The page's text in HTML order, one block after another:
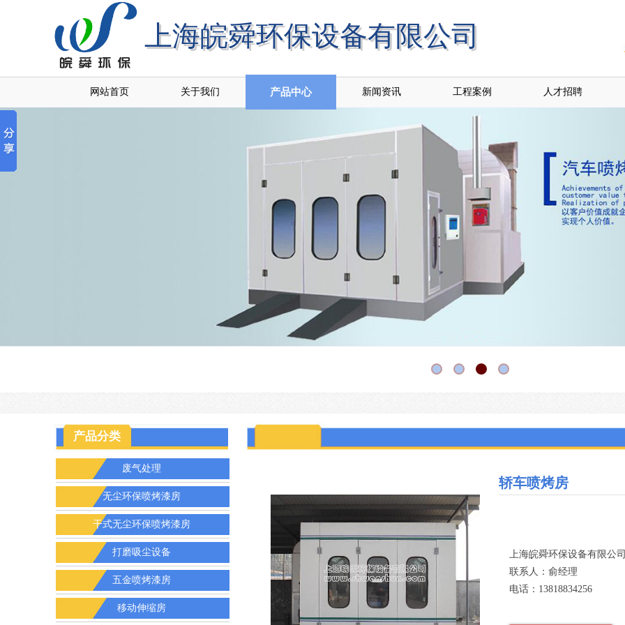
上海皖舜环保设备有限公司
上海皖舜环保设备有限公司
网站首页 关于我们 产品中心 新闻资讯 工程案例 人才招聘
产品分类
废气处理
无尘环保喷烤漆房
干式无尘环保喷烤漆房
打磨吸尘设备
五金喷烤漆房
移动伸缩房
轿车喷烤房
上海皖舜环保设备有限公
联系人：俞经理
电话：13818834256